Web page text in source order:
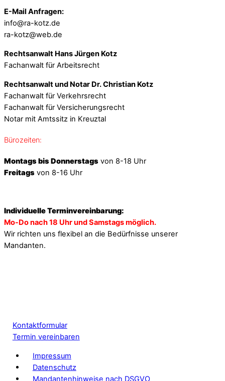
E-Mail Anfragen:
info@ra-kotz.de
ra-kotz@web.de
Rechtsanwalt Hans Jürgen Kotz
Fachanwalt für Arbeitsrecht
Rechtsanwalt und Notar Dr. Christian Kotz
Fachanwalt für Verkehrsrecht
Fachanwalt für Versicherungsrecht
Notar mit Amtssitz in Kreuztal
Bürozeiten:
Montags bis Donnerstags von 8-18 Uhr
Freitags von 8-16 Uhr
Individuelle Terminvereinbarung:
Mo-Do nach 18 Uhr und Samstags möglich.
Wir richten uns flexibel an die Bedürfnisse unserer
Mandanten.
Kontaktformular
Termin vereinbaren
Impressum
Datenschutz
Mandantenhinweise nach DSGVO